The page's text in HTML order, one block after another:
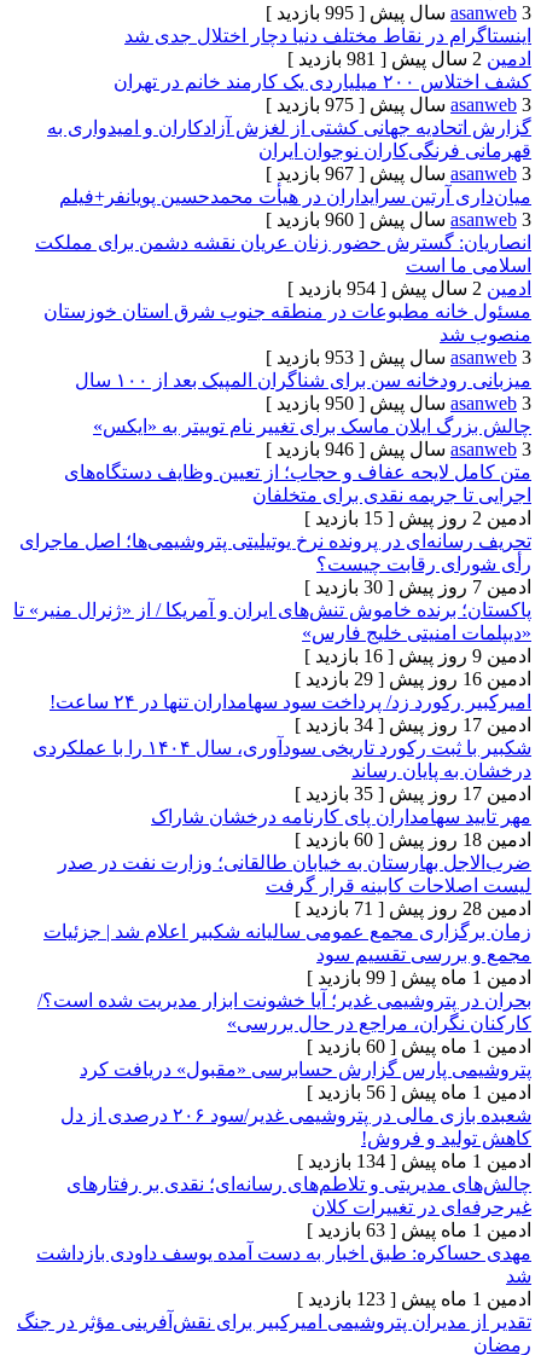
[ 995 بازدید ]
در نقاط مختلف دنیا دچار اختلال جدی شد
[ 981 بازدید ]
خانم در تهران
[ 975 بازدید ]
جهانی کشتی از لغزش آزادکاران و امیدواری به
نوجوان ایران
[ 967 بازدید ]
سرایداران در هیأت محمدحسین پویانفر+فیلم
[ 960 بازدید ]
گسترش حضور زنان عریان نقشه دشمن برای مملکت
است
[ 954 بازدید ]
مطبوعات در منطقه جنوب شرق استان خوزستان
[ 953 بازدید ]
سن برای شناگران المپیک بعد از ۱۰۰ سال
[ 950 بازدید ]
ماسک برای تغییر نام توییتر به «ایکس»
[ 946 بازدید ]
عفاف و حجاب؛ از تعیین وظایف دستگاه‌های
نقدی برای متخلفان
[ 15 بازدید ]
در پرونده نرخ یوتیلیتی پتروشیمی‌ها؛ اصل ماجرای
رقابت چیست؟
[ 30 بازدید ]
خاموش تنش‌های ایران و آمریکا / از «ژنرال منیر» تا
خلیج فارس»
[ 16 بازدید ]
[ 29 بازدید ]
زد/ پرداخت سود سهامداران تنها در ۲۴ ساعت!
[ 34 بازدید ]
شکبیر با ثبت رکورد تاریخی سودآوری، سال ۱۴۰۴ را با عملکردی
رساند
[ 35 بازدید ]
سهامداران پای کارنامه درخشان شاراک
[ 60 بازدید ]
به خیابان طالقانی؛ وزارت نفت در صدر
کابینه قرار گرفت
[ 71 بازدید ]
مجمع عمومی سالیانه شکبیر اعلام شد | جزئیات
تقسیم سود
[ 99 بازدید ]
غدیر؛ آیا خشونت ابزار مدیریت شده است؟/
مراجع در حال بررسی»
[ 60 بازدید ]
پارس گزارش حسابرسی «مقبول» دریافت کرد
[ 56 بازدید ]
شعبده بازی مالی در پتروشیمی‌ غدیر/سود ۲۰۶ درصدی از دل
و فروش!
[ 134 بازدید ]
و تلاطم‌های رسانه‌ای؛ نقدی بر رفتارهای
در تغییرات کلان
[ 63 بازدید ]
طبق اخبار به دست آمده یوسف داودی بازداشت
[ 123 بازدید ]
پتروشیمی امیرکبیر برای نقش‌آفرینی مؤثر در جنگ